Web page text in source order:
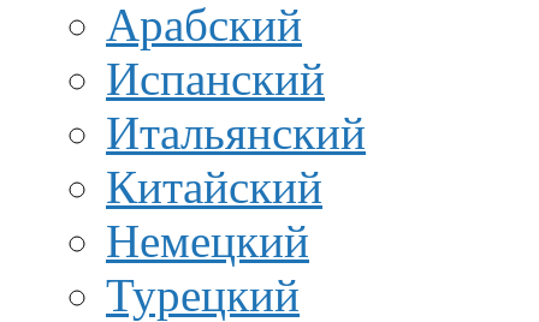
Арабский
Испанский
Итальянский
Китайский
Немецкий
Турецкий